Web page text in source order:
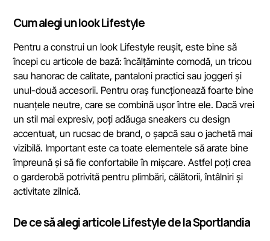
Cum alegi un look Lifestyle
Pentru a construi un look Lifestyle reușit, este bine să
începi cu articole de bază: încălțăminte comodă, un tricou
sau hanorac de calitate, pantaloni practici sau joggeri și
unul-două accesorii. Pentru oraș funcționează foarte bine
nuanțele neutre, care se combină ușor între ele. Dacă vrei
un stil mai expresiv, poți adăuga sneakers cu design
accentuat, un rucsac de brand, o șapcă sau o jachetă mai
vizibilă. Important este ca toate elementele să arate bine
împreună și să fie confortabile în mișcare. Astfel poți crea
o garderobă potrivită pentru plimbări, călătorii, întâlniri și
activitate zilnică.
De ce să alegi articole Lifestyle de la Sportlandia